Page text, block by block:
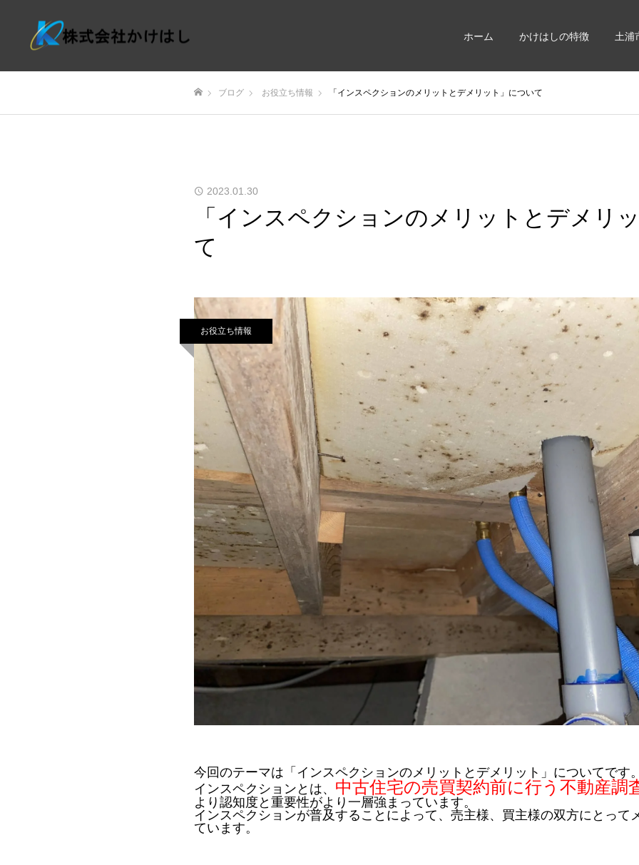
ホーム かけはしの特徴 土浦
ブログ お役立ち情報 「インスペクションのメリットとデメリット」について
2023.01.30
「インスペクションのメリットとデメリ
て
お役立ち情報
今回のテーマは「インスペクションのメリットとデメリット」についてです
インスペクションとは、 中古住宅の売買契約前に行う不動産調
より認知度と重要性がより一層強まっています。
インスペクションが普及することによって、売主様、買主様の双方にとって
ています。